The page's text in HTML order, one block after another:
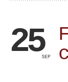
25SEP